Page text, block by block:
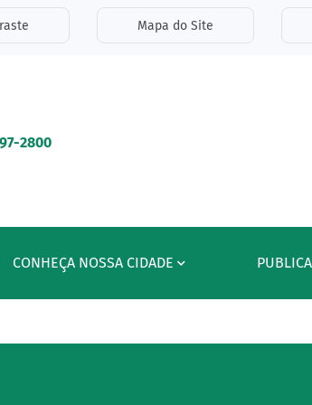
de acessibilidade
Mapa do Site
2800
CONHEÇA NOSSA CIDADE